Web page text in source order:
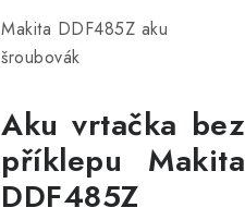
Makita DDF485Z aku
šroubovák
Aku vrtačka bez
příklepu Makita
DDF485Z